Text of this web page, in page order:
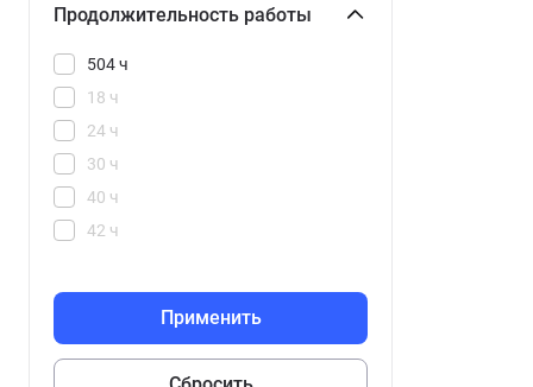
Продолжительность работы
18 ч
24 ч
30 ч
40 ч
42 ч
100 ч
192 ч
504 ч